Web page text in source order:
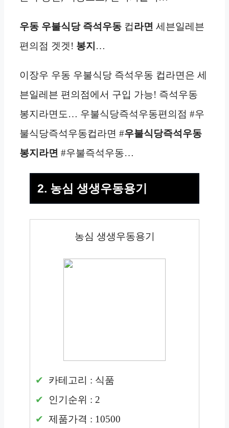
우동 우불식당 즉석우동 컵라면 세븐일레븐
편의점 겟겟! 봉지 …
이장우 우동 우불식당 즉석우동 컵라면은 세
븐일레븐 편의점에서 구입 가능! 즉석우동
봉지라면도… 우불식당즉석우동편의점 #우
불식당즉석우동컵라면 #우불식당즉석우동
봉지라면 #우불즉석우동…
2. 농심 생생우동용기
농심 생생우동용기
카테고리 : 식품
인기순위 : 2
제품가격 : 10500